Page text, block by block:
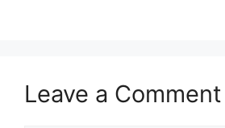
Leave a Comment